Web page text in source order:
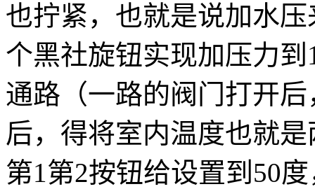
也拧紧，也就是说加水
个黑社旋钮实现加压力
通路（一路的阀门打开
后，得将室内温度也就
第1第2按钮给设置到50